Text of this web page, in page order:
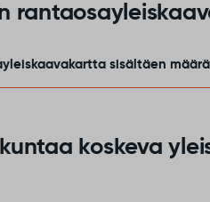
sisältäen
kuntaa koskeva